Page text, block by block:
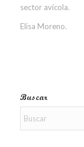
sector avícola.
Elisa Moreno.
Buscar